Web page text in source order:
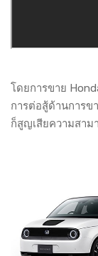
โดยการขาย
การต่อสู้ด้านการข
ก็สูญเสียความสาม